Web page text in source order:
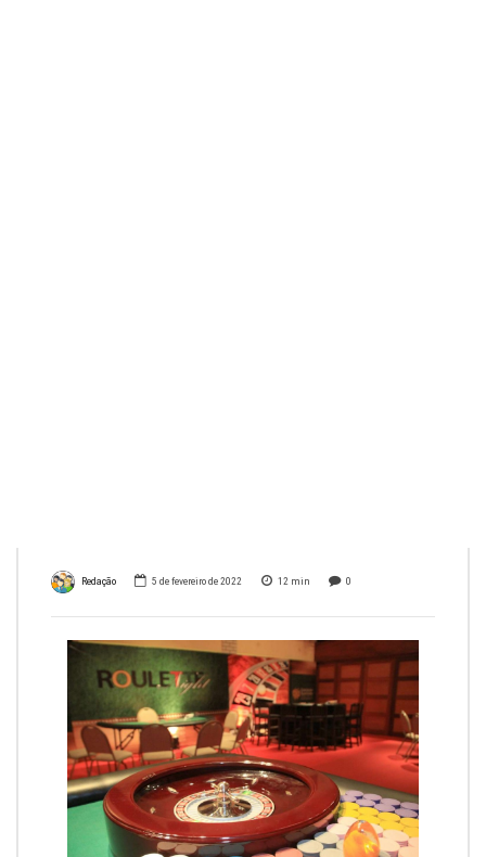
Redação 5 de fevereiro de 2022 12 min 0